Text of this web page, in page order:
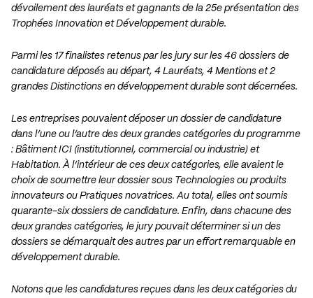
dévoilement des lauréats et gagnants de la 25e présentation des
Trophées Innovation et Développement durable.
Parmi les 17 finalistes retenus par les jury sur les 46 dossiers de
candidature déposés au départ, 4 Lauréats, 4 Mentions et 2
grandes Distinctions en développement durable sont décernées.
Les entreprises pouvaient déposer un dossier de candidature
dans l’une ou l’autre des deux grandes catégories du programme
: Bâtiment ICI (institutionnel, commercial ou industrie) et
Habitation. À l’intérieur de ces deux catégories, elle avaient le
choix de soumettre leur dossier sous Technologies ou produits
innovateurs ou Pratiques novatrices. Au total, elles ont soumis
quarante-six dossiers de candidature. Enfin, dans chacune des
deux grandes catégories, le jury pouvait déterminer si un des
dossiers se démarquait des autres par un effort remarquable en
développement durable.
Notons que les candidatures reçues dans les deux catégories du